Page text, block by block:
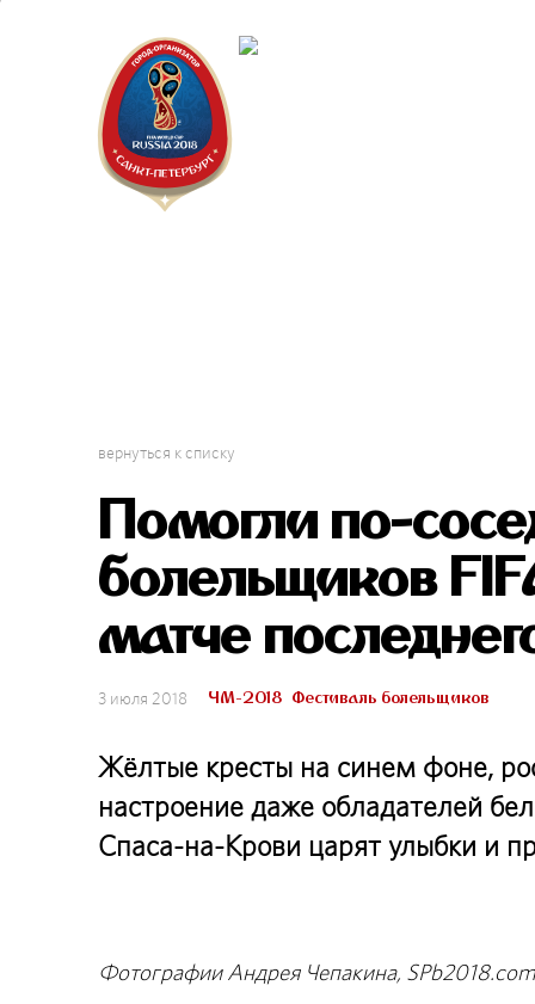
вернуться к списку
Помогли по-
болельщиков
матче
3 июля 2018 ЧМ-2018 Фестиваль болельщиков
Жёлтые кресты на синем фоне,
настроение даже обладателей
Спаса-на-Крови царят улыбки и
Фотографии Андрея Чепакина, SPb2018.com